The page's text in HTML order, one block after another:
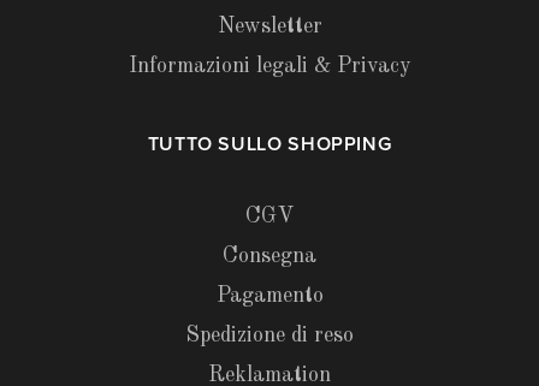
Newsletter
Informazioni legali & Privacy
TUTTO SULLO SHOPPING
CGV
Consegna
Pagamento
Spedizione di reso
Reklamation